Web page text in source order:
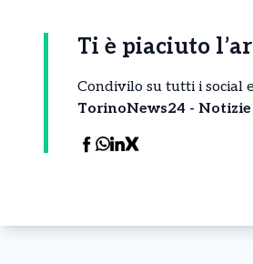
Ti è piaciuto
Condivilo su tutti i social
TorinoNews24 -